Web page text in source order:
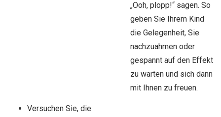
„Ooh, plopp!“ sagen. So
geben Sie Ihrem Kind
die Gelegenheit, Sie
nachzuahmen oder
gespannt auf den Effekt
zu warten und sich dann
mit Ihnen zu freuen.
Versuchen Sie, die